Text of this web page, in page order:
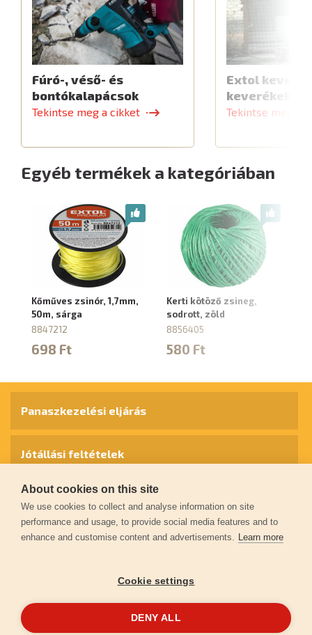
Fúró-, véső- és
bontókalapácsok
Tekintse meg a cikket
Extol
Tekintse meg a
Egyéb termékek a kategóriában
Kőműves zsinór, 1,7mm,
50m, sárga
8847212
698 Ft
Kerti kötöző zsineg,
sodrott, zöld
8856405
580 Ft
© 2026extol.hu- Minden jog fenntartva
Panaszkezelési eljárás
Jótállási feltételek
Személyes adatok védelme
Kapcsolat
Garancia regisztráció
About cookies on this site
We use cookies to collect and analyse information on site
performance and usage, to provide social media features and to
enhance and customise content and advertisements. Learn more
Cookie settings
DENY ALL